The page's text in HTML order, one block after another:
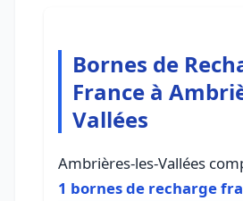
Bornes de
France à
Vallées
Ambrières-les-Vallées
1 bornes de recharge